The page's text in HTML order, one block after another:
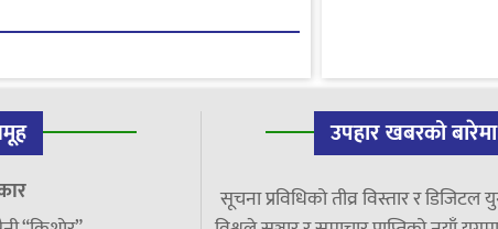
उपहार खबरको बारेमा
सूचना प्रविधिको तीव्र विस्तार र